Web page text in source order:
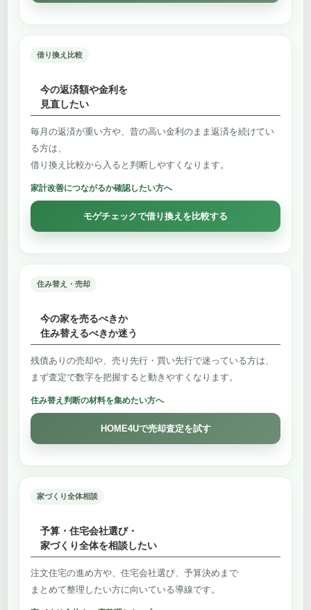
借り換え比較
今の返済額や金利を
見直したい
毎月の返済が重い方や、昔の高い金利のまま返済を続けてい
る方は、
借り換え比較から入ると判断しやすくなります。
家計改善につながるか確認したい方へ
モゲチェックで借り換えを比較する
住み替え・売却
今の家を売るべきか
住み替えるべきか迷う
残債ありの売却や、売り先行・買い先行で迷っている方は、
まず査定で数字を把握すると動きやすくなります。
住み替え判断の材料を集めたい方へ
HOME4Uで売却査定を試す
家づくり全体相談
予算・住宅会社選び・
家づくり全体を相談したい
注文住宅の進め方や、住宅会社選び、予算決めまで
まとめて整理したい方に向いている導線です。